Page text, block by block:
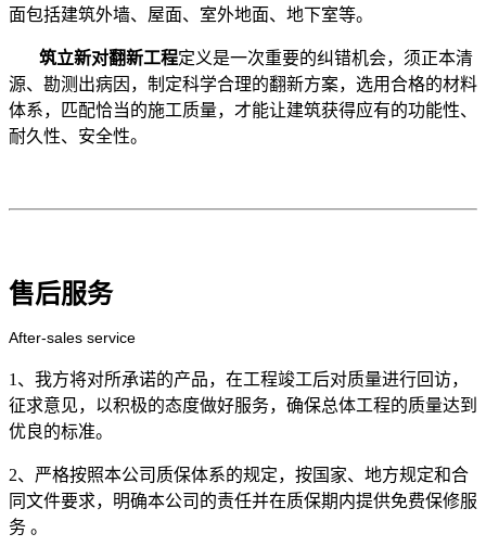
面包括建筑外墙、屋面、室外地面、地下室等。
筑立新对翻新工程定义是一次重要的纠错机会，须正本清
源、勘测出病因，制定科学合理的翻新方案，选用合格的材料
体系，匹配恰当的施工质量，才能让建筑获得应有的功能性、
耐久性、安全性。
售后服务
After-sales service
1、我方将对所承诺的产品，在工程竣工后对质量进行回访，
征求意见，以积极的态度做好服务，确保总体工程的质量达到
优良的标准。
2、严格按照本公司质保体系的规定，按国家、地方规定和合
同文件要求，明确本公司的责任并在质保期内提供免费保修服
务 。